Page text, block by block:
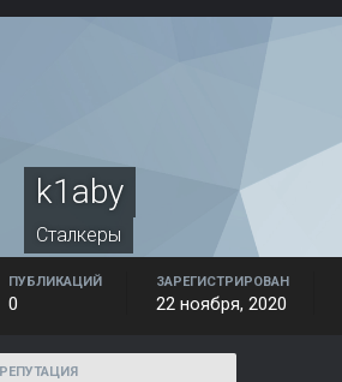
k1aby
Сталкеры
ПУБЛИКАЦИЙ
0
ЗАРЕГИСТРИРОВАН
22 ноября, 2020
РЕПУТАЦИЯ